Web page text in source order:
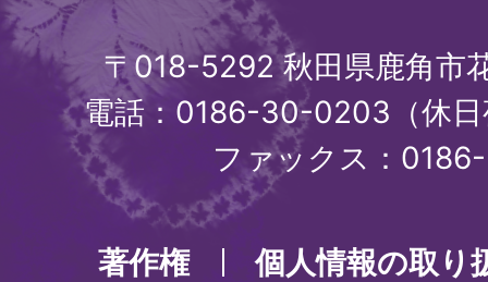
〒018-5292 秋田県鹿角市
電話：0186-30-0203（休
ファックス：
著作権
個人情報の取り